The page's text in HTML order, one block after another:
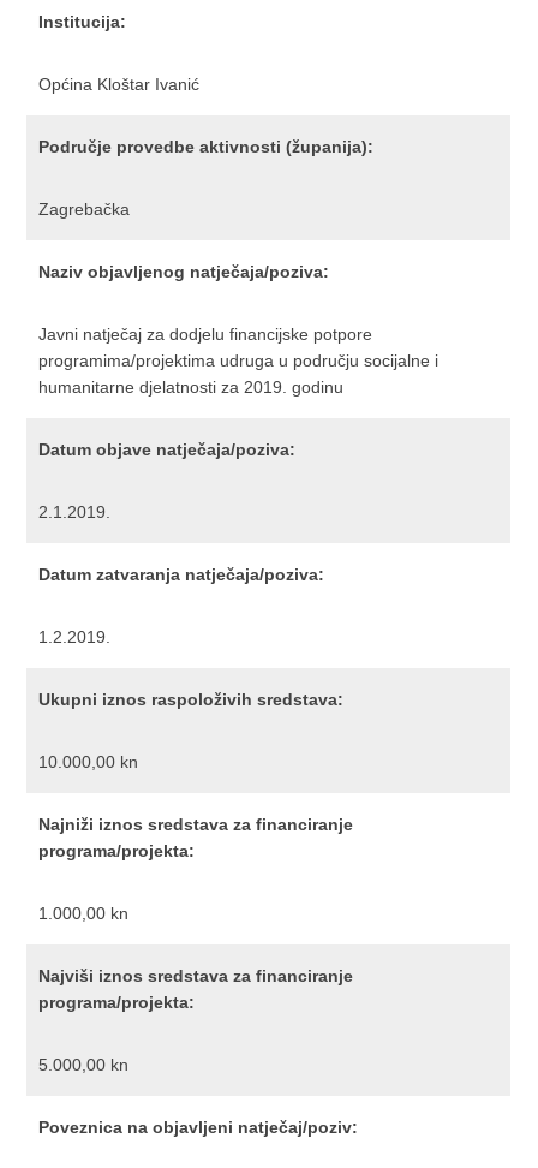
Institucija:
Općina Kloštar Ivanić
Područje provedbe aktivnosti (županija):
Zagrebačka
Naziv objavljenog natječaja/poziva:
Javni natječaj za dodjelu financijske potpore
programima/projektima udruga u području socijalne i
humanitarne djelatnosti za 2019. godinu
Datum objave natječaja/poziva:
2.1.2019.
Datum zatvaranja natječaja/poziva:
1.2.2019.
Ukupni iznos raspoloživih sredstava:
10.000,00 kn
Najniži iznos sredstava za financiranje
programa/projekta:
1.000,00 kn
Najviši iznos sredstava za financiranje
programa/projekta:
5.000,00 kn
Poveznica na objavljeni natječaj/poziv: